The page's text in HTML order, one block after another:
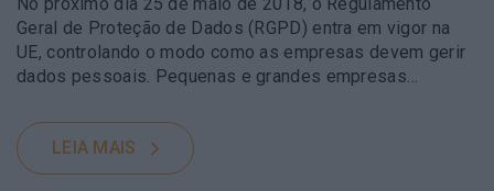
Geral de Proteção de Dados (RGPD) entra em vigor na
UE, controlando o modo como as empresas devem gerir
dados pessoais. Pequenas e grandes empresas…
LEIA MAIS